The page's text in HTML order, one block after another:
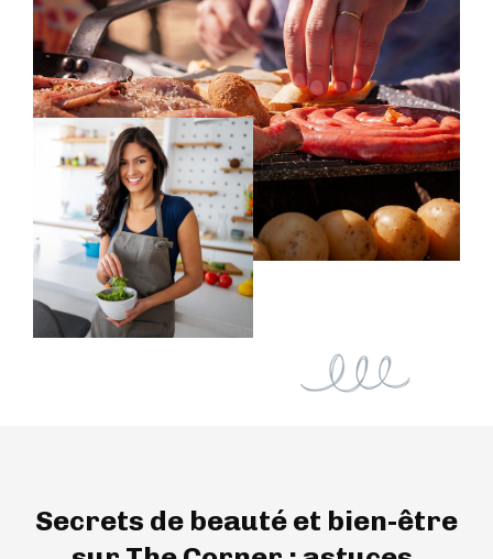
Secrets de beauté et bien-être